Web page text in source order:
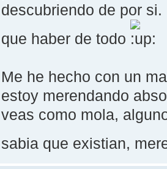
descubriendo de por
que haber de todo
Me he hecho con un
estoy merendando
veas como mola,
sabia que existian,